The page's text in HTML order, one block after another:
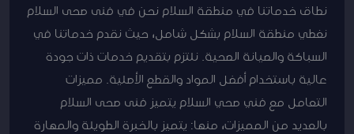
نطاق خدماتنا في منطقة السلام نحن في فنى صحى السلام
نغطي منطقة السلام بشكل شامل، حيث نقدم خدماتنا في
السباكة والصيانة الصحية. نلتزم بتقديم خدمات ذات جودة
عالية باستخدام أفضل المواد والقطع الأصلية. مميزات
التعامل مع فني صحي السلام يتميز فنى صحى السلام
بالعديد من المميزات، منها: يتميز بالخبرة الطويلة والمهارة